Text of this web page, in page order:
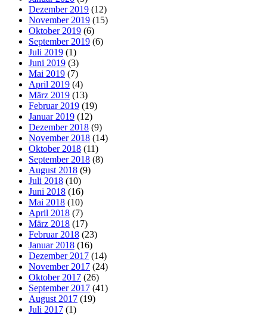
Dezember 2019 (12)
November 2019 (15)
Oktober 2019 (6)
September 2019 (6)
Juli 2019 (1)
Juni 2019 (3)
Mai 2019 (7)
April 2019 (4)
März 2019 (13)
Februar 2019 (19)
Januar 2019 (12)
Dezember 2018 (9)
November 2018 (14)
Oktober 2018 (11)
September 2018 (8)
August 2018 (9)
Juli 2018 (10)
Juni 2018 (16)
Mai 2018 (10)
April 2018 (7)
März 2018 (17)
Februar 2018 (23)
Januar 2018 (16)
Dezember 2017 (14)
November 2017 (24)
Oktober 2017 (26)
September 2017 (41)
August 2017 (19)
Juli 2017 (1)